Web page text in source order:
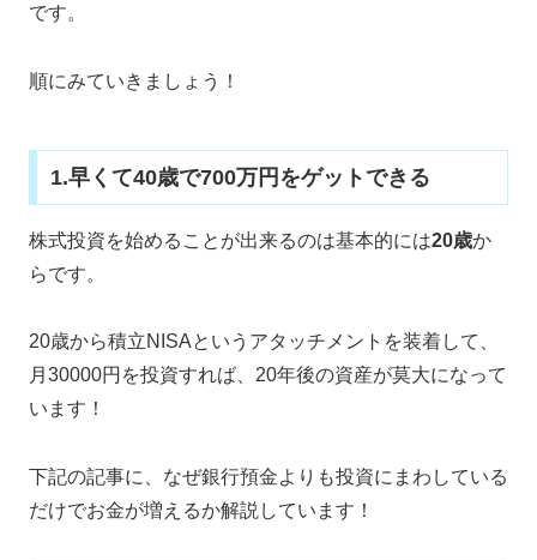
です。
順にみていきましょう！
1.早くて40歳で700万円をゲットできる
株式投資を始めることが出来るのは基本的には20歳か
らです。
20歳から積立NISAというアタッチメントを装着して、
月30000円を投資すれば、20年後の資産が莫大になって
います！
下記の記事に、なぜ銀行預金よりも投資にまわしている
だけでお金が増えるか解説しています！